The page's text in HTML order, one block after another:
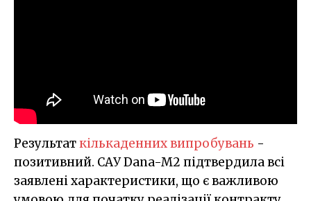
Результаткількаденних випробувань -
позитивний. САУ Dana-M2 підтвердила всі
заявлені характеристики, що є важливою